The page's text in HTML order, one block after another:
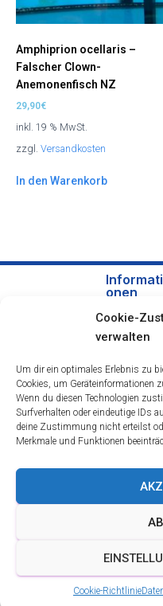
Cookie-
verwalten
Um dir ein optimales Erlebnis zu
Cookies, um Geräteinformationen
Wenn du diesen Technologien
Surfverhalten oder eindeutige IDs
deine Zustimmung nicht erteilst
Merkmale und Funktionen
Cookie-Richtlinie
Amphiprion ocellaris –
Falscher Clown-
Anemonenfisch NZ
29,90€
inkl. 19 % MwSt.
zzgl. Versandkosten
In den Warenkorb
Informati
onen
uns
Daten
rung